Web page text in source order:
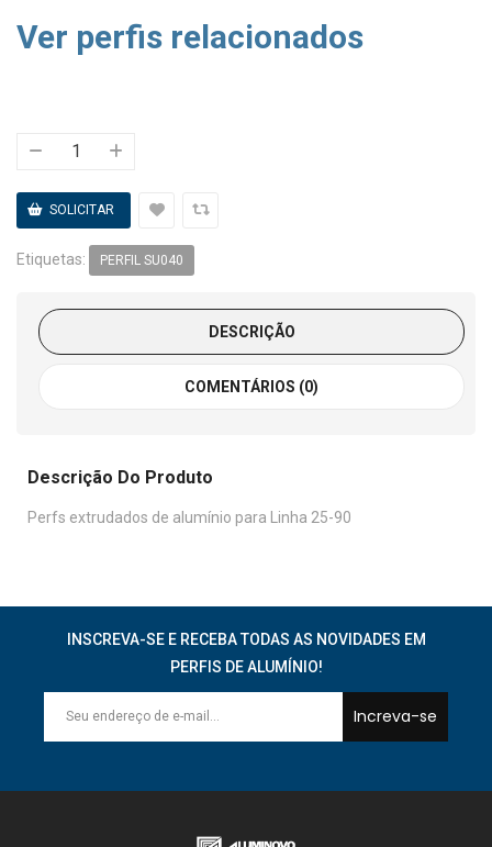
Ver perfis relacionados
Etiquetas: PERFIL SU040
DESCRIÇÃO
COMENTÁRIOS (0)
Descrição Do Produto
Perfs extrudados de alumínio para Linha 25-90
INSCREVA-SE E RECEBA TODAS AS NOVIDADES EM
PERFIS DE ALUMÍNIO!
Increva-se